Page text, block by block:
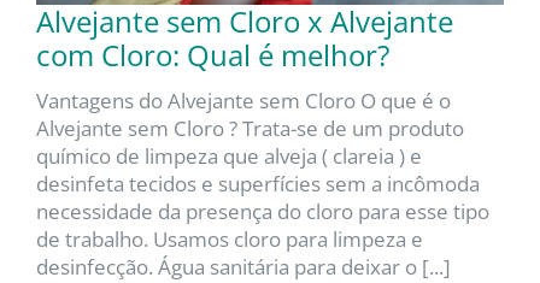
Alvejante sem Cloro x Alvejante
com Cloro: Qual é melhor?
Vantagens do Alvejante sem Cloro O que é o
Alvejante sem Cloro ? Trata-se de um produto
químico de limpeza que alveja ( clareia ) e
desinfeta tecidos e superfícies sem a incômoda
necessidade da presença do cloro para esse tipo
de trabalho. Usamos cloro para limpeza e
desinfecção. Água sanitária para deixar o [...]